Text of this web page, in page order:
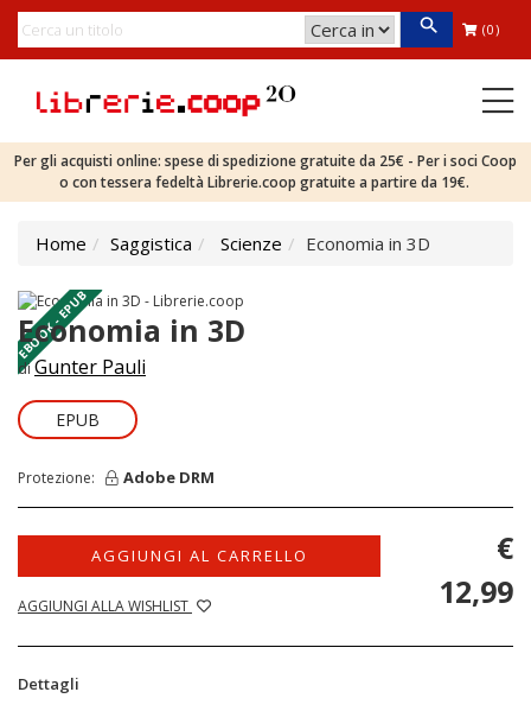
(0)
Per gli acquisti online: spese di spedizione gratuite da 25€ - Per i soci Coop
o con tessera fedeltà Librerie.coop gratuite a partire da 19€.
Home Saggistica Scienze Economia in 3D
EBOOK - EPUB
Economia in 3D
diGunter Pauli
EPUB
Protezione: Adobe DRM
AGGIUNGI AL CARRELLO
AGGIUNGI ALLA WISHLIST
€
12,99
Dettagli